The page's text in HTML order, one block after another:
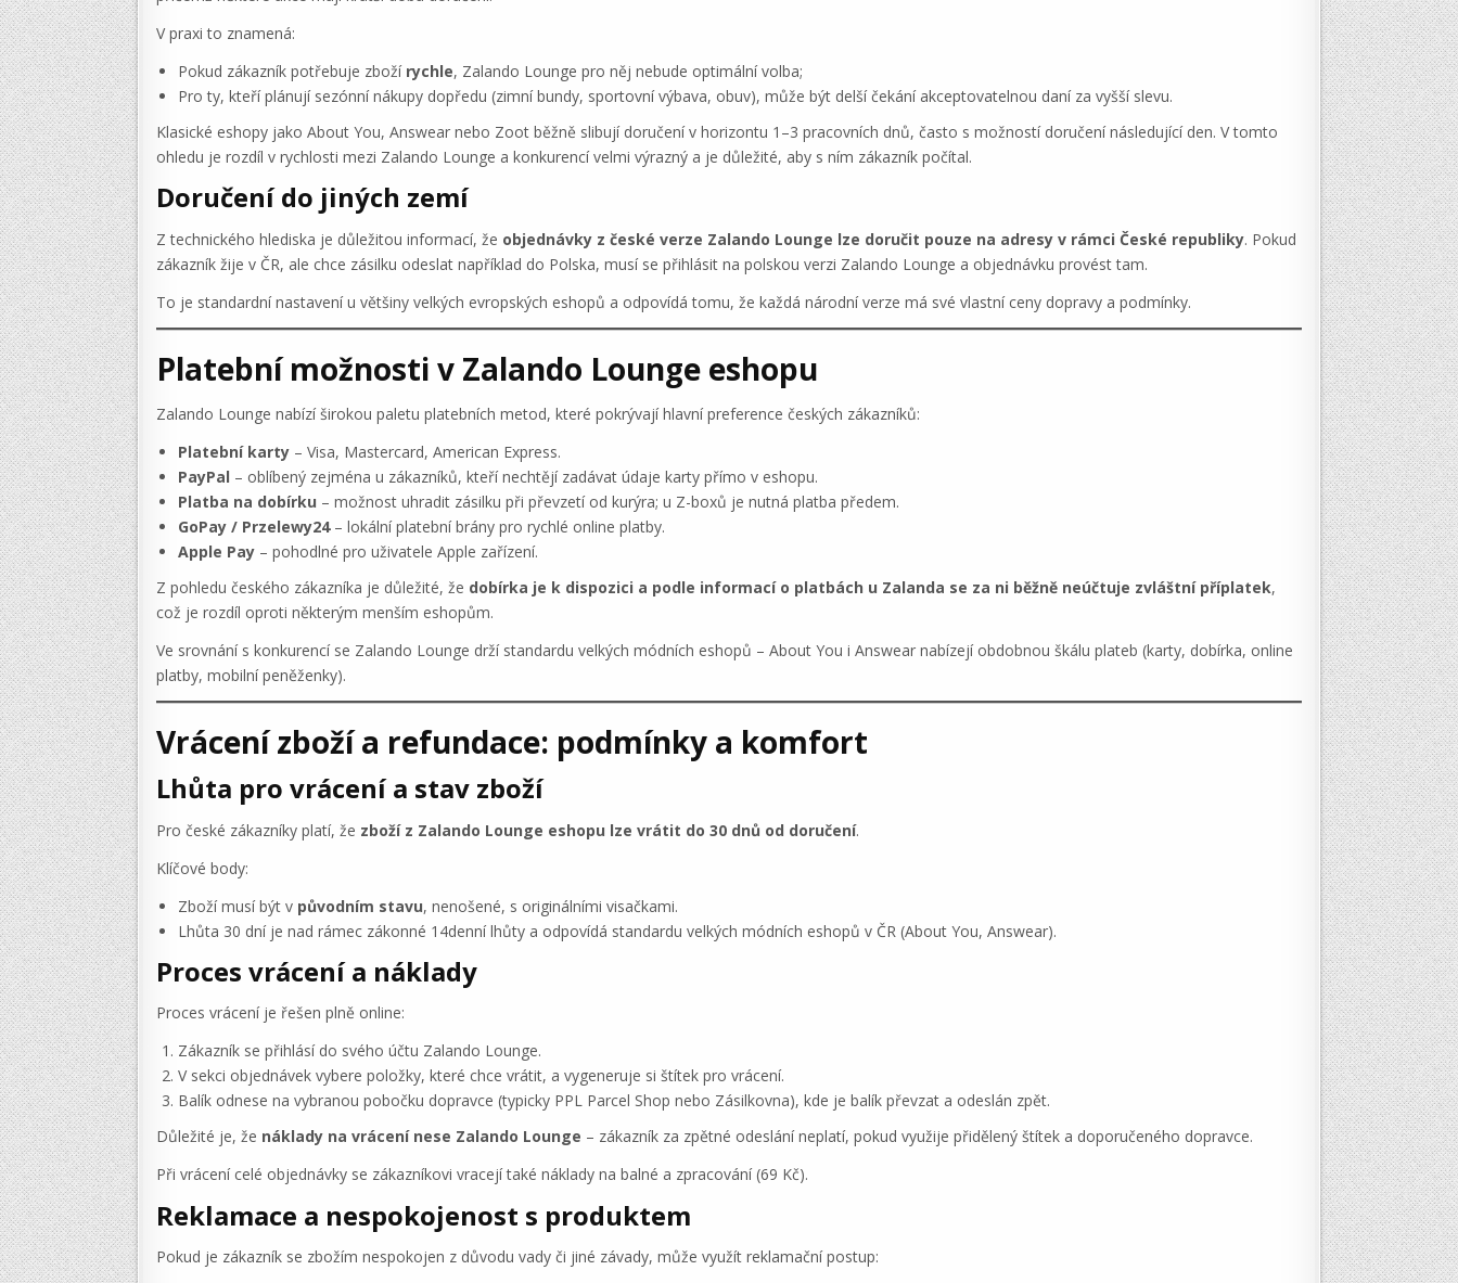
V praxi to znamená:
Pokud zákazník potřebuje zboží rychle, Zalando Lounge pro něj nebude optimální volba;
Pro ty, kteří plánují sezónní nákupy dopředu (zimní bundy, sportovní výbava, obuv), může být delší čekání akceptovatelnou daní za vyšší slevu.
Klasické eshopy jako About You, Answear nebo Zoot běžně slibují doručení v horizontu 1–3 pracovních dnů, často s možností doručení následující den. V tomto
ohledu je rozdíl v rychlosti mezi Zalando Lounge a konkurencí velmi výrazný a je důležité, aby s ním zákazník počítal.
Doručení do jiných zemí
Z technického hlediska je důležitou informací, že objednávky z české verze Zalando Lounge lze doručit pouze na adresy v rámci České republiky. Pokud
zákazník žije v ČR, ale chce zásilku odeslat například do Polska, musí se přihlásit na polskou verzi Zalando Lounge a objednávku provést tam.
To je standardní nastavení u většiny velkých evropských eshopů a odpovídá tomu, že každá národní verze má své vlastní ceny dopravy a podmínky.
Platební možnosti v Zalando Lounge eshopu
Zalando Lounge nabízí širokou paletu platebních metod, které pokrývají hlavní preference českých zákazníků:
Platební karty – Visa, Mastercard, American Express.
PayPal – oblíbený zejména u zákazníků, kteří nechtějí zadávat údaje karty přímo v eshopu.
Platba na dobírku – možnost uhradit zásilku při převzetí od kurýra; u Z-boxů je nutná platba předem.
GoPay / Przelewy24– lokální platební brány pro rychlé online platby.
Apple Pay – pohodlné pro uživatele Apple zařízení.
Z pohledu českého zákazníka je důležité, že dobírka je k dispozici a podle informací o platbách u Zalanda se za ni běžně neúčtuje zvláštní příplatek,
což je rozdíl oproti některým menším eshopům.
Ve srovnání s konkurencí se Zalando Lounge drží standardu velkých módních eshopů – About You i Answear nabízejí obdobnou škálu plateb (karty, dobírka, online
platby, mobilní peněženky).
Vrácení zboží a refundace: podmínky a komfort
Lhůta pro vrácení a stav zboží
Pro české zákazníky platí, že zboží z Zalando Lounge eshopu lze vrátit do 30 dnů od doručení.
Klíčové body:
Zboží musí být v původním stavu, nenošené, s originálními visačkami.
Lhůta 30 dní je nad rámec zákonné 14denní lhůty a odpovídá standardu velkých módních eshopů v ČR (About You, Answear).
Proces vrácení a náklady
Proces vrácení je řešen plně online:
Zákazník se přihlásí do svého účtu Zalando Lounge.
V sekci objednávek vybere položky, které chce vrátit, a vygeneruje si štítek pro vrácení.
Balík odnese na vybranou pobočku dopravce (typicky PPL Parcel Shop nebo Zásilkovna), kde je balík převzat a odeslán zpět.
Důležité je, že náklady na vrácení nese Zalando Lounge – zákazník za zpětné odeslání neplatí, pokud využije přidělený štítek a doporučeného dopravce.
Při vrácení celé objednávky se zákazníkovi vracejí také náklady na balné a zpracování (69 Kč).
Reklamace a nespokojenost s produktem
Pokud je zákazník se zbožím nespokojen z důvodu vady či jiné závady, může využít reklamační postup: